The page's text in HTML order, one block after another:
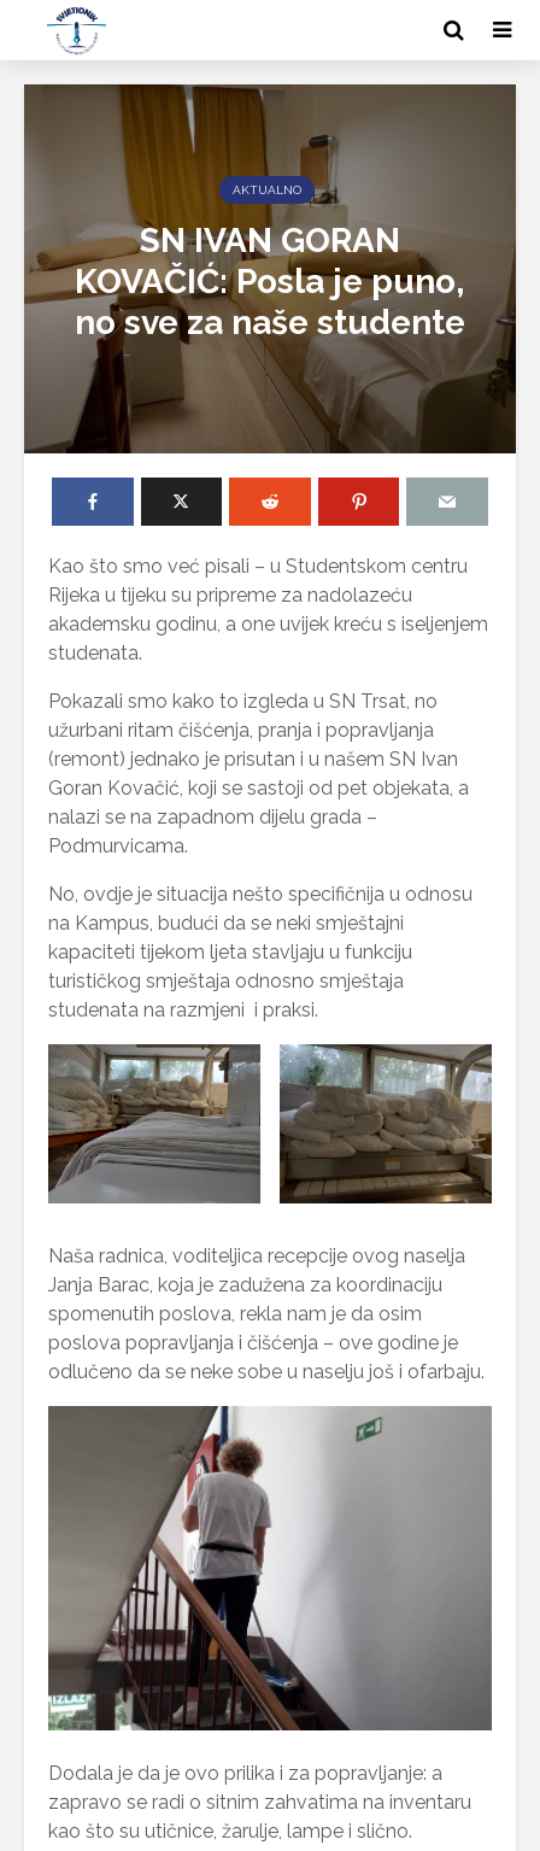
AKTUALNO
SN IVAN GORAN
KOVAČIĆ: Posla je puno,
no sve za naše studente
Kao što smo već pisali – u Studentskom centru
Rijeka u tijeku su pripreme za nadolazeću
akademsku godinu, a one uvijek kreću s iseljenjem
studenata.
Pokazali smo kako to izgleda u SN Trsat, no
užurbani ritam čišćenja, pranja i popravljanja
(remont) jednako je prisutan i u našem SN Ivan
Goran Kovačić, koji se sastoji od pet objekata, a
nalazi se na zapadnom dijelu grada –
Podmurvicama.
No, ovdje je situacija nešto specifičnija u odnosu
na Kampus, budući da se neki smještajni
kapaciteti tijekom ljeta stavljaju u funkciju
turističkog smještaja odnosno smještaja
studenata na razmjeni i praksi.
Naša radnica, voditeljica recepcije ovog naselja
Janja Barac, koja je zadužena za koordinaciju
spomenutih poslova, rekla nam je da osim
poslova popravljanja i čišćenja – ove godine je
odlučeno da se neke sobe u naselju još i ofarbaju.
Dodala je da je ovo prilika i za popravljanje: a
zapravo se radi o sitnim zahvatima na inventaru
kao što su utičnice, žarulje, lampe i slično.